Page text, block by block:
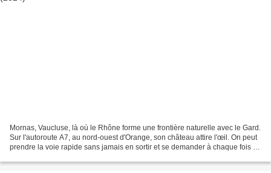
Mornas, Vaucluse, là où le Rhône forme une frontière naturelle avec le Gard.
Sur l'autoroute A7, au nord-ouest d'Orange, son château attire l'œil. On peut
prendre la voie rapide sans jamais en sortir et se demander à chaque fois : «